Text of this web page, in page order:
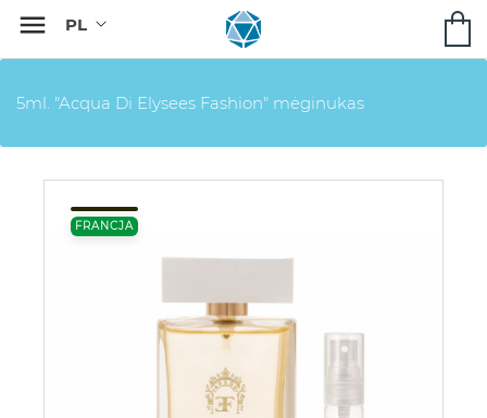

5ml. "Acqua Di Elysees Fashion" mėginukas
FRANCJA